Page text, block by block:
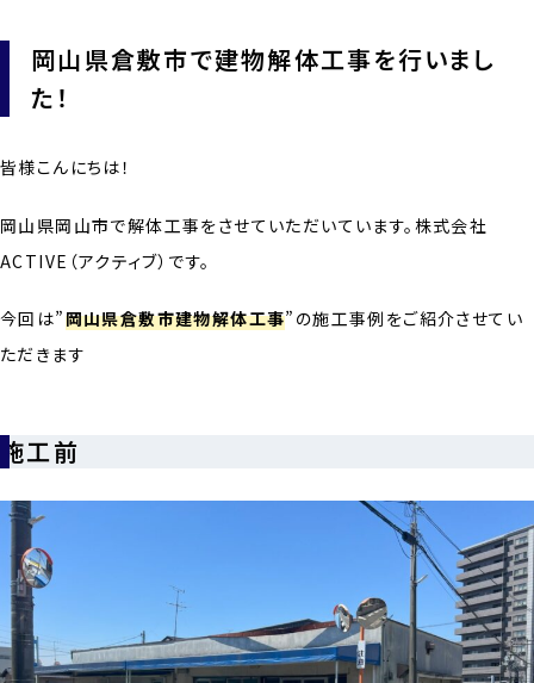
岡山県倉敷市で建物解体工事を行いまし
た！
皆様こんにちは！
岡山県岡山市で解体工事をさせていただいています。株式会社
ACTIVE（アクティブ）です。
今回は”岡山県倉敷市建物解体工事”の施工事例をご紹介させてい
ただきます
施工前